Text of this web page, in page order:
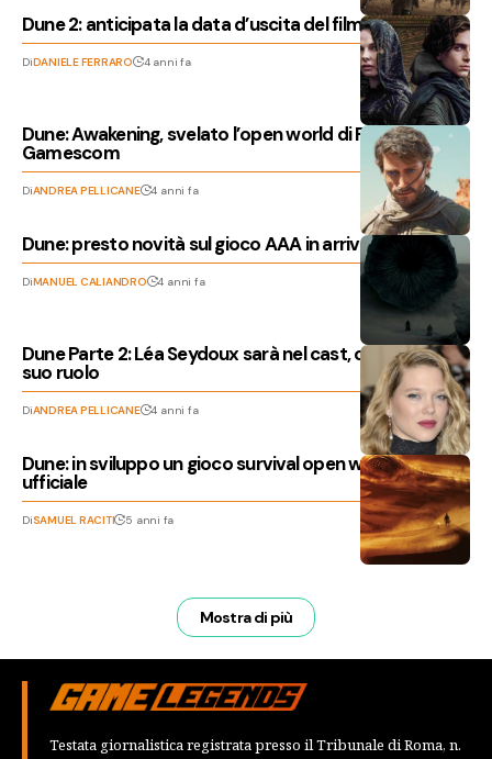
Dune 2: anticipata la data d’uscita del film
DiDANIELE FERRARO 4 anni fa
Dune: Awakening, svelato l’open world di Funcom alla
Gamescom
DiANDREA PELLICANE 4 anni fa
Dune: presto novità sul gioco AAA in arrivo?
DiMANUEL CALIANDRO 4 anni fa
Dune Parte 2: Léa Seydoux sarà nel cast, confermato il
suo ruolo
DiANDREA PELLICANE 4 anni fa
Dune: in sviluppo un gioco survival open world, è
ufficiale
DiSAMUEL RACITI 5 anni fa
Mostra di più
Testata giornalistica registrata presso il Tribunale di Roma, n.